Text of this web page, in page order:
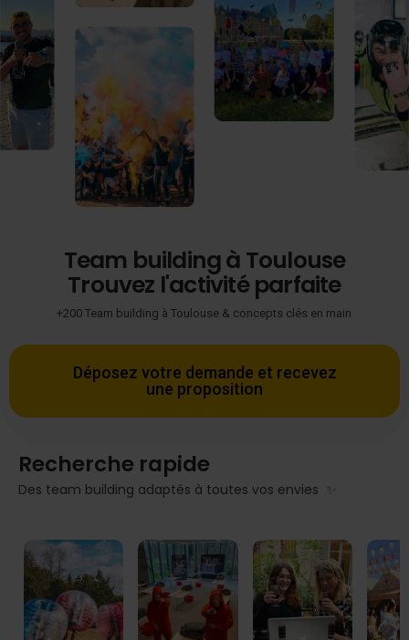
Team building à Toulouse
Trouvez l'activité parfaite
+200 Team building à Toulouse & concepts clés en main ​
Déposez votre demande et recevez
une proposition
Recherche rapide
Des team building adaptés à toutes vos envies ✨